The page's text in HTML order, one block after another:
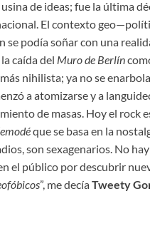
de ideas; fue la última
El contexto
se podía soñar con una
caída del Muro de Berlín
nihilista; ya no se
a atomizarse y a
de masas. Hoy el rock
que se basa en la
son sexagenarios. No
el público por descubrir
”, me decíaTweety